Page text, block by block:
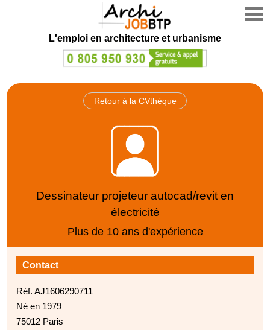
L'emploi en architecture et urbanisme
Retour à la CVthèque
Dessinateur projeteur autocad/revit en
électricité
Plus de 10 ans d'expérience
Contact
Réf. AJ1606290711
Né en 1979
75012 Paris